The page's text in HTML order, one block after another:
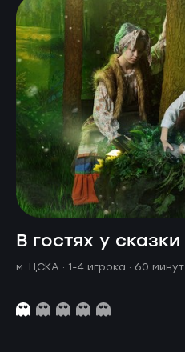
В гостях у сказки
м. ЦСКА · 1-4 игрока · 60 минут